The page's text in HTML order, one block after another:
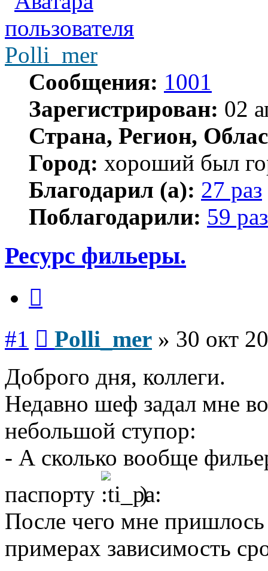
Polli_mer
Сообщения: 1001
Зарегистрирован: 02
Страна, Регион,
Город: хороший был
Благодарил (а): 27 раз
Поблагодарили: 59 раз
Ресурс фильеры.
#1 Polli_mer » 30 окт
Доброго дня, коллеги.
Недавно шеф задал мне
небольшой ступор:
- А сколько вообще
паспорту
)
После чего мне пришлось
примерах зависимость